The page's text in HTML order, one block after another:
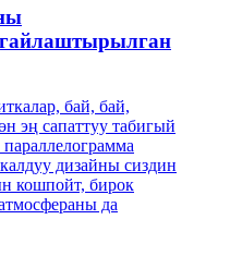
бай, бай,
эң сапаттуу табигый
дизайны сиздин
кошпойт, бирок
да